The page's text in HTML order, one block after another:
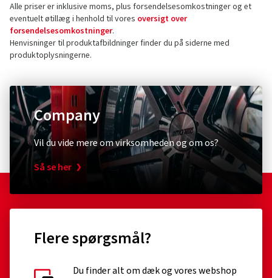
Alle priser er inklusive moms, plus forsendelsesomkostninger og et
eventuelt øtillæg i henhold til vores oversigt over
forsendelsesomkostninger.
Henvisninger til produktafbildninger finder du på siderne med
produktoplysningerne.
Company
Vil du vide mere om virksomheden og om os?
Så se her
Flere spørgsmål?
Du finder alt om dæk og vores webshop